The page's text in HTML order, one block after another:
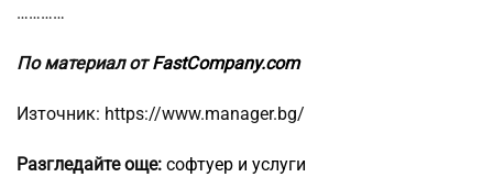
…………
По материал отFastCompany.com
Източник: https://www.manager.bg/
Разгледайте още: софтуер и услуги